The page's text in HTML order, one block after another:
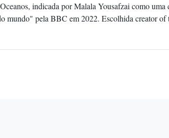
indicada por Malala Yousafzai como uma
mundo" pela BBC em 2022. Escolhida creator of